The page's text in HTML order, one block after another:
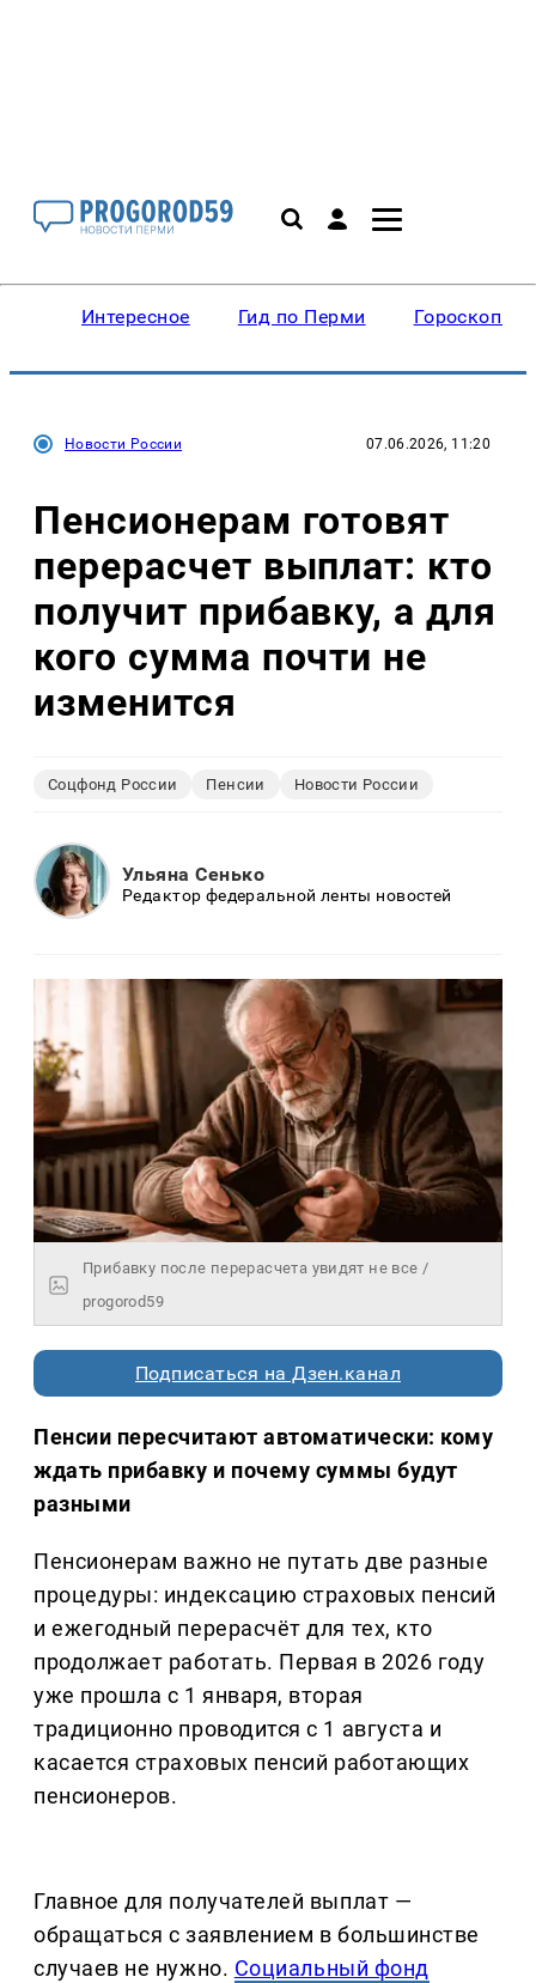
Интересное Гид по Перми Гороскопы
Новости России 07.06.2026, 11:20
Пенсионерам готовят
перерасчет выплат: кто
получит прибавку, а для
кого сумма почти не
изменится
Соцфонд России Пенсии Новости России
Ульяна Сенько
Редактор федеральной ленты новостей
Прибавку после перерасчета увидят не все /
progorod59
Подписаться на Дзен.канал
Пенсии пересчитают автоматически: кому
ждать прибавку и почему суммы будут
разными
Пенсионерам важно не путать две разные
процедуры: индексацию страховых пенсий
и ежегодный перерасчёт для тех, кто
продолжает работать. Первая в 2026 году
уже прошла с 1 января, вторая
традиционно проводится с 1 августа и
касается страховых пенсий работающих
пенсионеров.
Главное для получателей выплат —
обращаться с заявлением в большинстве
случаев не нужно. Социальный фонд